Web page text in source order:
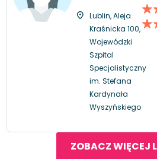
Lublin, Aleja
Kraśnicka 100,
Wojewódzki
Szpital
Specjalistyczny
im. Stefana
Kardynała
Wyszyńskiego
ZOBACZ WIĘCEJ